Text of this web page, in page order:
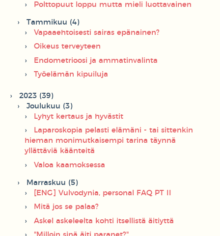
Polttopuut loppu mutta mieli luottavainen
Tammikuu (4)
Vapaaehtoisesti sairas epänainen?
Oikeus terveyteen
Endometrioosi ja ammatinvalinta
Työelämän kipuiluja
2023 (39)
Joulukuu (3)
Lyhyt kertaus ja hyvästit
Laparoskopia pelasti elämäni - tai sittenkin
hieman monimutkaisempi tarina täynnä
yllättäviä käänteitä
Valoa kaamoksessa
Marraskuu (5)
[ENG] Vulvodynia, personal FAQ PT II
Mitä jos se palaa?
Askel askeleelta kohti itsellistä äitiyttä